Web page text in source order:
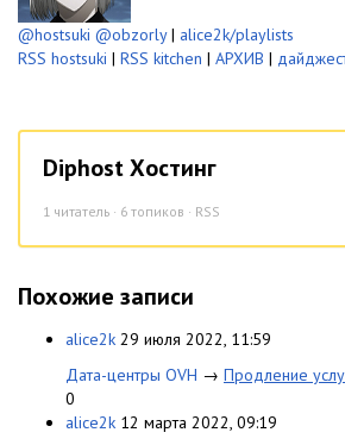
@hostsuki @obzorly| alice2k/playlists
RSS hostsuki | RSS kitchen | АРХИВ |
Diphost Хостинг
1 читатель · 6 топиков · RSS
Похожие записи
alice2k 29 июля 2022, 11:59
Дата-центры OVH → Продление
0
alice2k 12 марта 2022, 09:19